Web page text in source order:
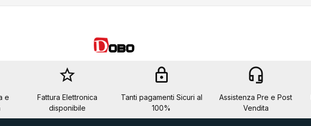
e
star_border
Fattura Elettronica
disponibile
lock
Tanti pagamenti Sicuri al
100%
headset_mic
Assistenza Pre e Post
Vendita